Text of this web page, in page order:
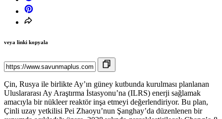
veya linki kopyala
Çin, Rusya ile birlikte Ay’ın güney kutbunda kurulması planlanan
Uluslararası Ay Araştırma İstasyonu’na (ILRS) enerji sağlamak
amacıyla bir nükleer reaktör inşa etmeyi değerlendiriyor. Bu plan,
Çinli uzay yetkilisi Pei Zhaoyu’nun Şanghay’da düzenlenen bir